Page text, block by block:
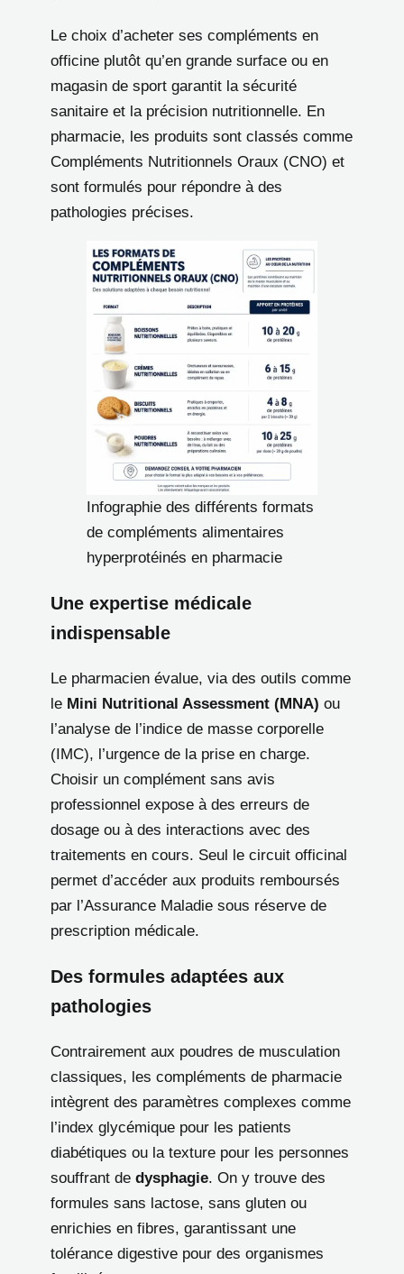
Le choix d’acheter ses compléments en
officine plutôt qu’en grande surface ou en
magasin de sport garantit la sécurité
sanitaire et la précision nutritionnelle. En
pharmacie, les produits sont classés comme
Compléments Nutritionnels Oraux (CNO) et
sont formulés pour répondre à des
pathologies précises.
Infographie des différents formats
de compléments alimentaires
hyperprotéinés en pharmacie
Une expertise médicale
indispensable
Le pharmacien évalue, via des outils comme
le Mini Nutritional Assessment (MNA) ou
l’analyse de l’indice de masse corporelle
(IMC), l’urgence de la prise en charge.
Choisir un complément sans avis
professionnel expose à des erreurs de
dosage ou à des interactions avec des
traitements en cours. Seul le circuit officinal
permet d’accéder aux produits remboursés
par l’Assurance Maladie sous réserve de
prescription médicale.
Des formules adaptées aux
pathologies
Contrairement aux poudres de musculation
classiques, les compléments de pharmacie
intègrent des paramètres complexes comme
l’index glycémique pour les patients
diabétiques ou la texture pour les personnes
souffrant de dysphagie. On y trouve des
formules sans lactose, sans gluten ou
enrichies en fibres, garantissant une
tolérance digestive pour des organismes